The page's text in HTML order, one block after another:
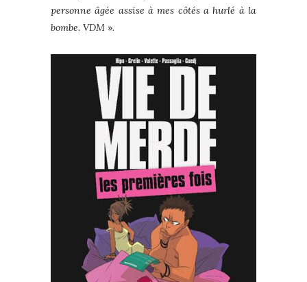
personne âgée assise à mes côtés a hurlé à la
bombe. VDM ».